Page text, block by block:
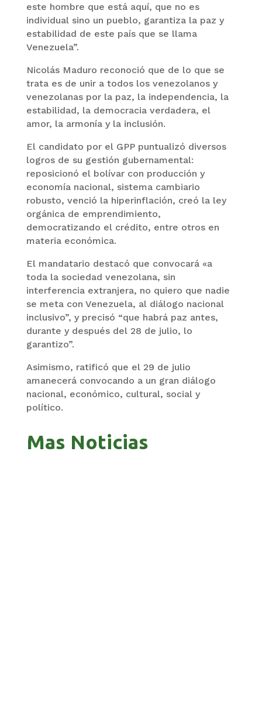
este hombre que está aquí, que no es
individual sino un pueblo, garantiza la paz y
estabilidad de este país que se llama
Venezuela”.
Nicolás Maduro reconoció que de lo que se
trata es de unir a todos los venezolanos y
venezolanas por la paz, la independencia, la
estabilidad, la democracia verdadera, el
amor, la armonía y la inclusión.
El candidato por el GPP puntualizó diversos
logros de su gestión gubernamental:
reposicionó el bolívar con producción y
economía nacional, sistema cambiario
robusto, venció la hiperinflación, creó la ley
orgánica de emprendimiento,
democratizando el crédito, entre otros en
materia económica.
El mandatario destacó que convocará «a
toda la sociedad venezolana, sin
interferencia extranjera, no quiero que nadie
se meta con Venezuela, al diálogo nacional
inclusivo”, y precisó “que habrá paz antes,
durante y después del 28 de julio, lo
garantizo”.
Asimismo, ratificó que el 29 de julio
amanecerá convocando a un gran diálogo
nacional, económico, cultural, social y
político.
Mas Noticias